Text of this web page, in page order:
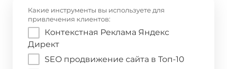
Какие инструменты вы используете для
привлечения клиентов:
Контекстная Реклама Яндекс
Директ
SEO продвижение сайта в Топ-10